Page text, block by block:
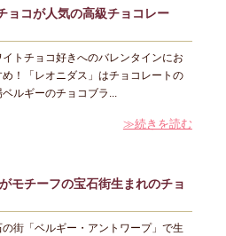
ョコが人気の高級チョコレー
イトチョコ好きへのバレンタインにお
め！「レオニダス」はチョコレートの
ベルギーのチョコブラ...
≫続きを読む
モチーフの宝石街生まれのチョ
の街「ベルギー・アントワープ」で生